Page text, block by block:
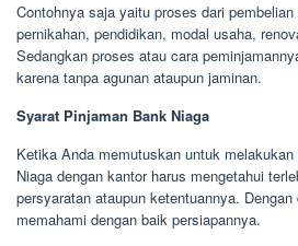
Contohnya saja yaitu proses dari
pernikahan, pendidikan, modal usaha,
Sedangkan proses atau cara
karena tanpa agunan ataupun jaminan.
Syarat Pinjaman Bank Niaga
Ketika Anda memutuskan untuk
Niaga dengan kantor harus mengetahui
persyaratan ataupun ketentuannya.
memahami dengan baik persiapannya.